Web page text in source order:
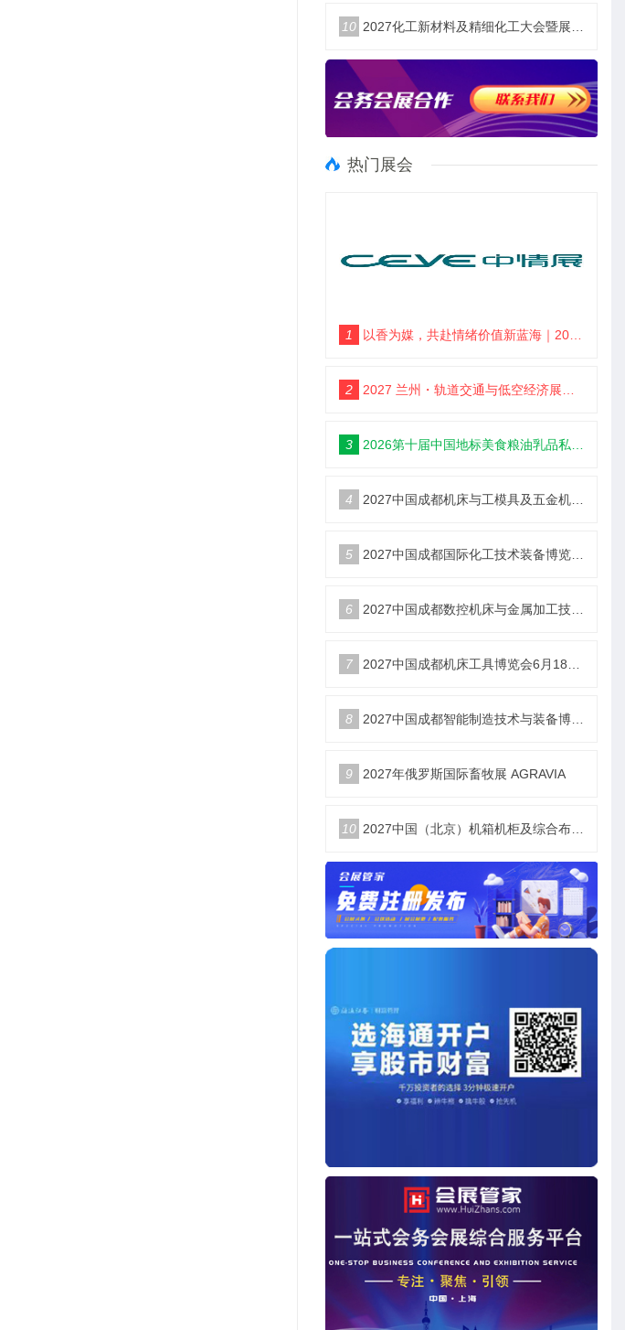
10 2027化工新材料及精细化工大会暨展览会定档苏州
热门展会
1 以香为媒，共赴情绪价值新蓝海｜2027郑州情绪价值经济博览会・香氛产业馆
2 2027 兰州・轨道交通与低空经济展览会
3 2026第十届中国地标美食粮油乳品私域新渠道团长大会
4 2027中国成都机床与工模具及五金机电博览会6月18举办
5 2027中国成都国际化工技术装备博览会6月18举办
6 2027中国成都数控机床与金属加工技术装备博览会6月18举办
7 2027中国成都机床工具博览会6月18举办
8 2027中国成都智能制造技术与装备博览会6月18举办
9 2027年俄罗斯国际畜牧展 AGRAVIA
10 2027中国（北京）机箱机柜及综合布线数据中心设施展览会